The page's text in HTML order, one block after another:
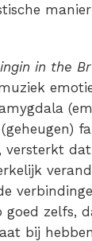
in the
versterkt
goed zelfs,
bij